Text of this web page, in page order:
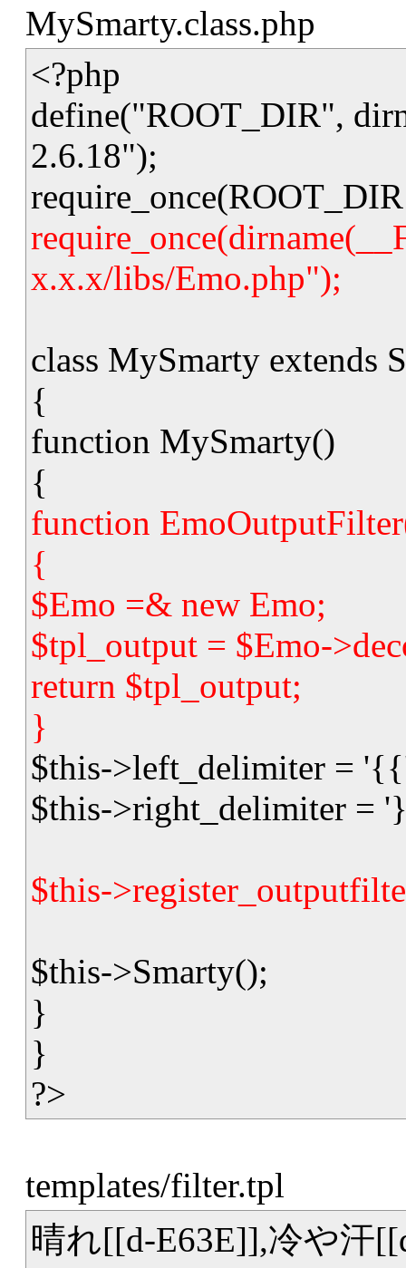
MySmarty.class.php
<?php
define("ROOT_DIR",
2.6.18");
x.x.x/libs/Emo.php");
class MySmarty extends
{
function MySmarty()
{
function
{
$Emo =& new Emo;
$tpl_output = $Emo-
return $tpl_output;
}
$this->left_delimiter =
$this->right_delimiter =
$this-
$this->Smarty();
}
}
?>
templates/filter.tpl
晴れ[[d-E63E]],冷や汗